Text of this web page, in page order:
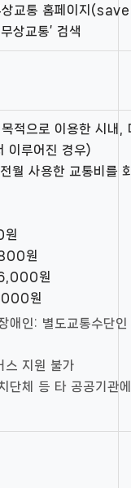
상교통 홈페이지
상교통’ 검색
적으로 이용한 시내,
이루어진 경우)
사용한 교통비를
원
원
원
애인: 별도교통수단
지원 불가
단체 등 타 공공기관